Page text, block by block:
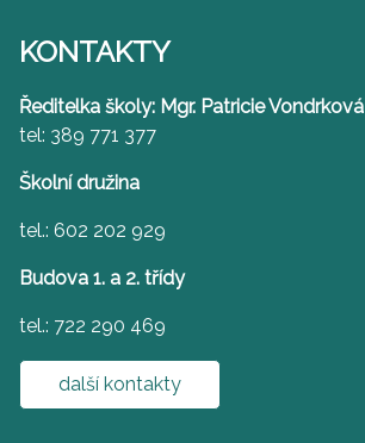
KONTAKTY
Ředitelka školy: Mgr. Patricie Vondrková
tel: 389 771 377
Školní družina
tel.: 602 202 929
Budova 1. a 2. třídy
tel.: 722 290 469
další kontakty